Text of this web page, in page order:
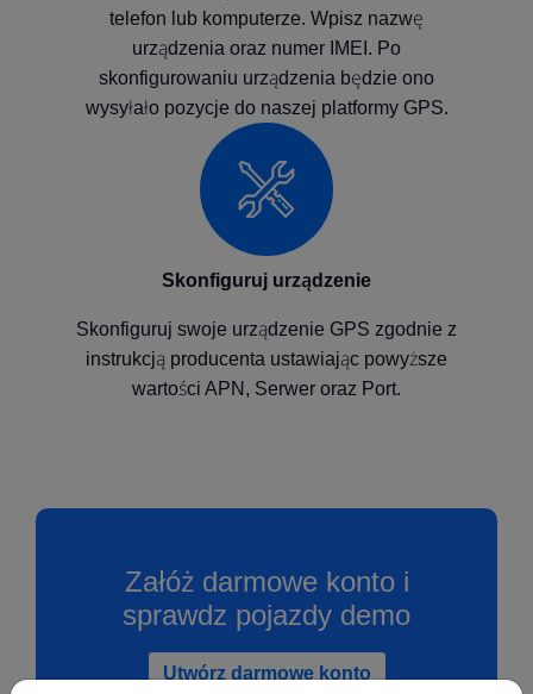
telefon lub komputerze. Wpisz nazwę
urządzenia oraz numer IMEI. Po
skonfigurowaniu urządzenia będzie ono
wysyłało pozycje do naszej platformy GPS.
Skonfiguruj urządzenie
Skonfiguruj swoje urządzenie GPS zgodnie z
instrukcją producenta ustawiając powyższe
wartości APN, Serwer oraz Port.
Załóż darmowe konto i
sprawdz pojazdy demo
Utwórz darmowe konto